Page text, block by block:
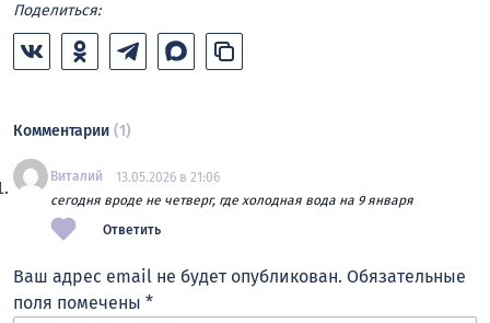
Поделиться:
Комментарии (1)
Виталий
13.05.2026 в 21:06
сегодня вроде не четверг, где холодная вода на 9 января
Ответить
Ваш адрес email не будет опубликован. Обязательные
поля помечены *